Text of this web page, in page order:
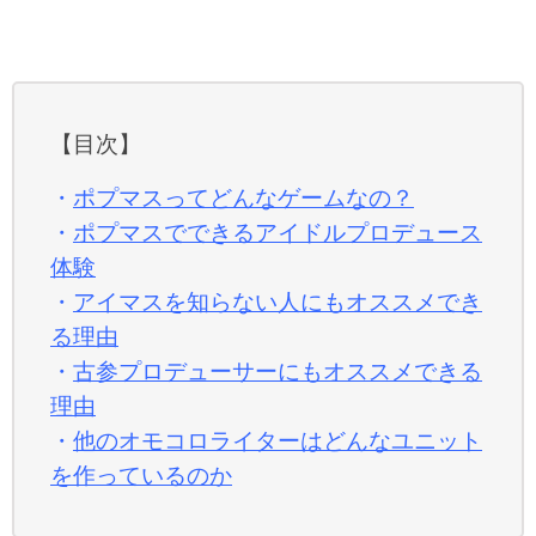
【目次】
・ ポプマスってどんなゲームなの？
・ ポプマスでできるアイドルプロデュース
体験
・ アイマスを知らない人にもオススメでき
る理由
・ 古参プロデューサーにもオススメできる
理由
・ 他のオモコロライターはどんなユニット
を作っているのか